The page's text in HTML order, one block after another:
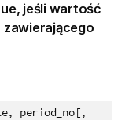
, jeśli wartość
zawierającego
period_no[,